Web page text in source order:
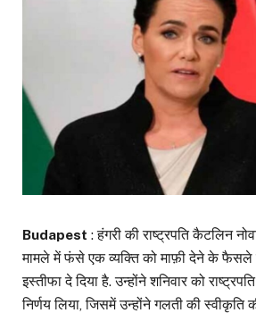
Budapest : हंगरी की राष्ट्रपति कैटलिन
मामले में फंसे एक व्यक्ति को माफ़ी देने के
इस्तीफा दे दिया है. उन्होंने शनिवार को
निर्णय लिया, जिसमें उन्होंने गलती की स्वीकृति